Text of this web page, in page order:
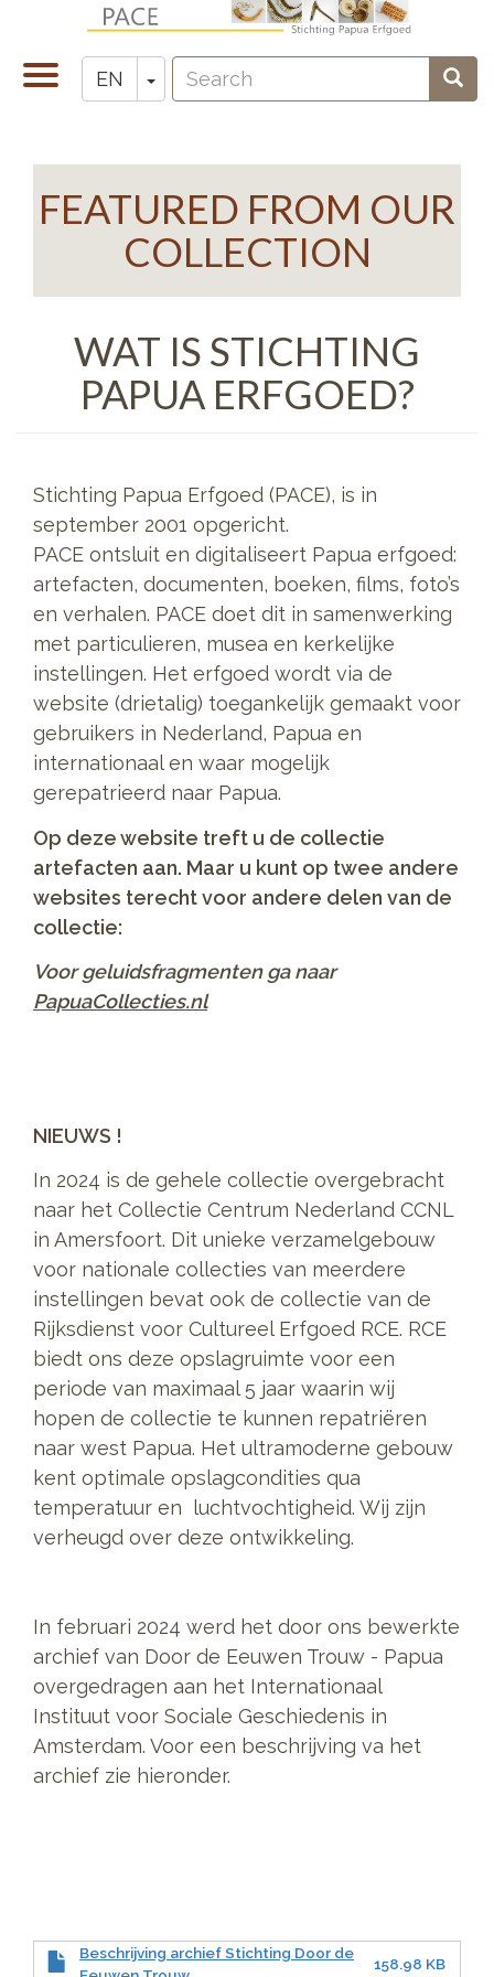
mainToggle
navigation
EN Toggle Dropdown
Zoeken
Search
FEATURED FROM OUR
COLLECTION
WAT IS STICHTING
PAPUA ERFGOED?
Stichting Papua Erfgoed (PACE), is in
september 2001 opgericht.
PACE ontsluit en digitaliseert Papua erfgoed:
artefacten, documenten, boeken, films, foto’s
en verhalen. PACE doet dit in samenwerking
met particulieren, musea en kerkelijke
instellingen. Het erfgoed wordt via de
website (drietalig) toegankelijk gemaakt voor
gebruikers in Nederland, Papua en
internationaal en waar mogelijk
gerepatrieerd naar Papua.
Op deze website treft u de collectie
artefacten aan. Maar u kunt op twee andere
websites terecht voor andere delen van de
collectie:
Voor geluidsfragmenten ga naar
PapuaCollecties.nl
NIEUWS !
In 2024 is de gehele collectie overgebracht
naar het Collectie Centrum Nederland CCNL
in Amersfoort. Dit unieke verzamelgebouw
voor nationale collecties van meerdere
instellingen bevat ook de collectie van de
Rijksdienst voor Cultureel Erfgoed RCE. RCE
biedt ons deze opslagruimte voor een
periode van maximaal 5 jaar waarin wij
hopen de collectie te kunnen repatriëren
naar west Papua. Het ultramoderne gebouw
kent optimale opslagcondities qua
temperatuur en luchtvochtigheid. Wij zijn
verheugd over deze ontwikkeling.
In februari 2024 werd het door ons bewerkte
archief van Door de Eeuwen Trouw - Papua
overgedragen aan het Internationaal
Instituut voor Sociale Geschiedenis in
Amsterdam. Voor een beschrijving va het
archief zie hieronder.
Beschrijving archief Stichting Door de
158.98 KB